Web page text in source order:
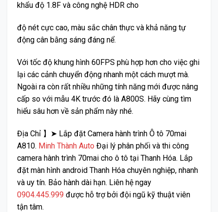
khẩu độ 1.8F và công nghệ HDR cho
độ nét cực cao, màu sắc chân thực và khả năng tự
động cân bằng sáng đáng nể.
Với tốc độ khung hình 60FPS phù hợp hơn cho việc ghi
lại các cảnh chuyển động nhanh một cách mượt mà.
Ngoài ra còn rất nhiều những tính năng mới được nâng
cấp so với mẫu 4K trước đó là A800S. Hãy cùng tìm
hiểu sâu hơn về sản phẩm này nhé.
Địa Chỉ 】➤ Lắp đặt Camera hành trình Ô tô 70mai
A810. Minh Thành Auto Đại lý phân phối và thi công
camera hành trình 70mai cho ô tô tại Thanh Hóa. Lắp
đặt màn hình android Thanh Hóa chuyên nghiệp, nhanh
và uy tín. Bảo hành dài hạn. Liên hệ ngay
0904.445.999 được hỗ trợ bởi đội ngũ kỹ thuật viên
tận tâm.